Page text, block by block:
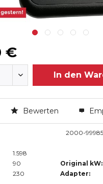
€
In den
Bewerten
2000-
1.598
90 Original kW:
230 Adapter: